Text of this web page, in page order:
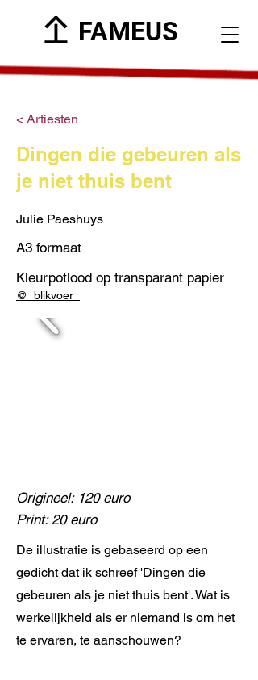
FAMEUS
< Artiesten
Dingen die gebeuren als
je niet thuis bent
Julie Paeshuys
A3 formaat
Kleurpotlood op transparant papier
@_blikvoer_
Origineel: 120 euro
Print: 20 euro
De illustratie is gebaseerd op een
gedicht dat ik schreef 'Dingen die
gebeuren als je niet thuis bent'. Wat is
werkelijkheid als er niemand is om het
te ervaren, te aanschouwen?